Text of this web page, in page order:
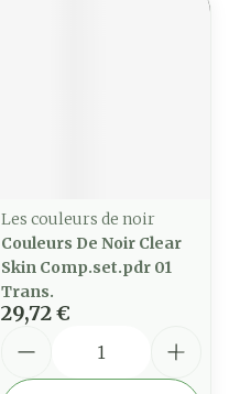
Les couleurs de noir
Couleurs De Noir Clear
Skin Comp.set.pdr 01
Trans.
29,72 €